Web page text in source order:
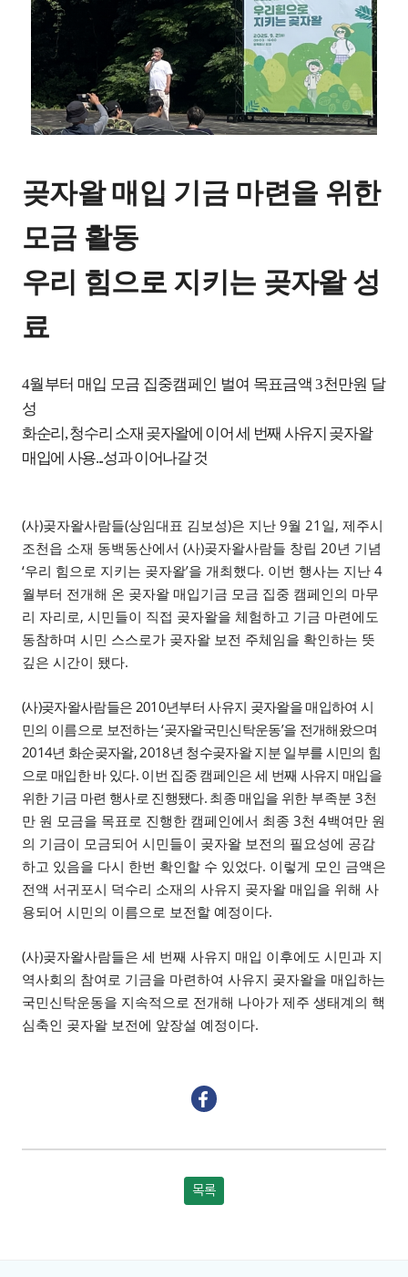
곶자왈 매입 기금 마련을 위한
모금 활동
우리 힘으로 지키는 곶자왈 성
료
4월부터 매입 모금 집중캠페인 벌여 목표금액3천만원 달
성
화순리,청수리 소재 곶자왈에 이어 세 번째 사유지 곶자왈
매입에 사용...성과 이어나갈 것
(사)곶자왈사람들(상임대표 김보성)은 지난 9월 21 일, 제주시
조천읍 소재 동백동산에서 (사)곶자왈사람들 창립 20년 기념
‘우리 힘으로 지키는 곶자왈’을 개최했다. 이번 행사는 지난 4
월부터 전개해 온 곶자왈 매입기금 모금 집중 캠페인의 마무
리 자리로, 시민들이 직접 곶자왈을 체험하고 기금 마련에도
동참하며 시민 스스로가 곶자왈 보전 주체임을 확인하는 뜻
깊은 시간이 됐다.
(사)곶자왈사람들은 2010년부터 사유지 곶자왈을 매입하여 시
민의 이름으로 보전하는‘곶자왈국민신탁운동’을 전개해왔으며
2014년 화순곶자왈, 2018년 청수곶자왈 지분 일부를 시민의 힘
으로 매입한 바 있다. 이번 집중 캠페인은 세 번째 사유지 매입을
위한 기금 마련 행사로 진행됐다. 최종 매입을 위한 부족분 3천
만 원 모금을 목표로 진행한 캠페인에서 최종 3천 4백여만 원
의 기금이 모금되어 시민들이 곶자왈 보전의 필요성에 공감
하고 있음을 다시 한번 확인할 수 있었다. 이렇게 모인 금액은
전액 서귀포시 덕수리 소재의 사유지 곶자왈 매입을 위해 사
용되어 시민의 이름으로 보전할 예정이다.
(사)곶자왈사람들은 세 번째 사유지 매입 이후에도 시민과 지
역사회의 참여로 기금을 마련하여 사유지 곶자왈을 매입하는
국민신탁운동을 지속적으로 전개해 나아가 제주 생태계의 핵
심축인 곶자왈 보전에 앞장설 예정이다.
목록